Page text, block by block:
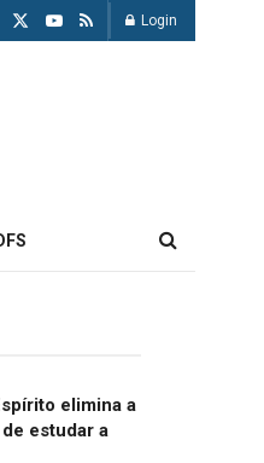
Login
elimina a
estudar a